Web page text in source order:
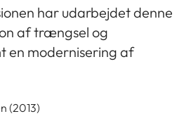
har udarbejdet denne
af trængsel og
en modernisering af
(2013)